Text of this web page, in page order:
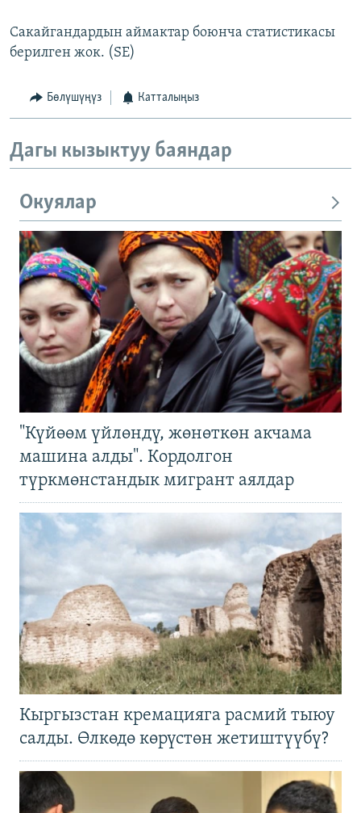
Сакайгандардын аймактар боюнча статистикасы
берилген жок. (SE)
Бөлүшүңүз Катталыңыз
Дагы кызыктуу баяндар
Окуялар
"Күйөөм үйлөндү, жөнөткөн акчама
машина алды". Кордолгон
түркмөнстандык мигрант аялдар
Кыргызстан кремацияга расмий тыюу
салды. Өлкөдө көрүстөн жетиштүүбү?